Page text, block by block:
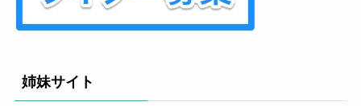
姉妹サイト